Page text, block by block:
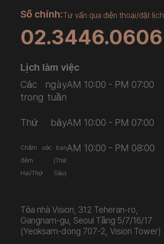
Số chính:Tư vấn qua điện thoại/đặt lịch
02.3446.0606
Lịch làm việc
Các ngày
trong tuần
AM 10:00 - PM 07:00
Thứ bảyAM 10:00 - PM 07:00
Chăm sóc ban
đêm (Thứ
Hai/Thứ Sáu)
AM 10:00 - PM 08:00
Tòa nhà Vision, 312 Teheran-ro,
Gangnam-gu, Seoul Tầng 5/7/16/17
(Yeoksam-dong 707-2, Vision Tower)